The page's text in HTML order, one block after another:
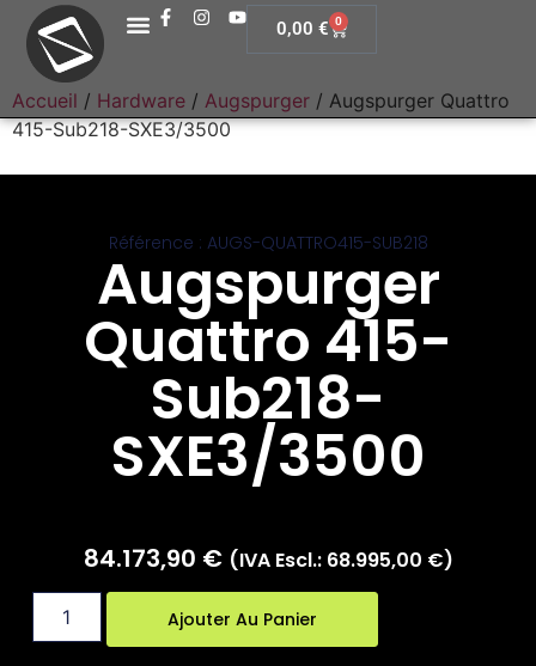
0,00 € 0
Accueil / Hardware / Augspurger / Augspurger Quattro
415-Sub218-SXE3/3500
Référence : AUGS-QUATTRO415-SUB218
Augspurger
Quattro 415-
Sub218-
SXE3/3500
84.173,90 € (IVA Escl.: 68.995,00 €)
Ajouter Au Panier